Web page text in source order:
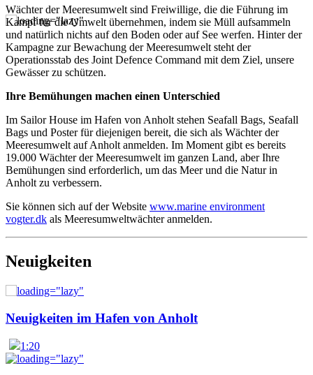
Wächter der Meeresumwelt sind Freiwillige, die die Führung im
Kampf für die Umwelt übernehmen, indem sie Müll aufsammeln
und natürlich nichts auf den Boden oder auf See werfen. Hinter der
Kampagne zur Bewachung der Meeresumwelt steht der
Operationsstab des Joint Defence Command mit dem Ziel, unsere
Gewässer zu schützen.
Ihre Bemühungen machen einen Unterschied
Im Sailor House im Hafen von Anholt stehen Seafall Bags, Seafall
Bags und Poster für diejenigen bereit, die sich als Wächter der
Meeresumwelt auf Anholt anmelden. Im Moment gibt es bereits
19.000 Wächter der Meeresumwelt im ganzen Land, aber Ihre
Bemühungen sind erforderlich, um das Meer und die Natur in
Anholt zu verbessern.
Sie können sich auf der Website www.marine environment
vogter.dk als Meeresumweltwächter anmelden.
Neuigkeiten
Neuigkeiten im Hafen von Anholt
1:20